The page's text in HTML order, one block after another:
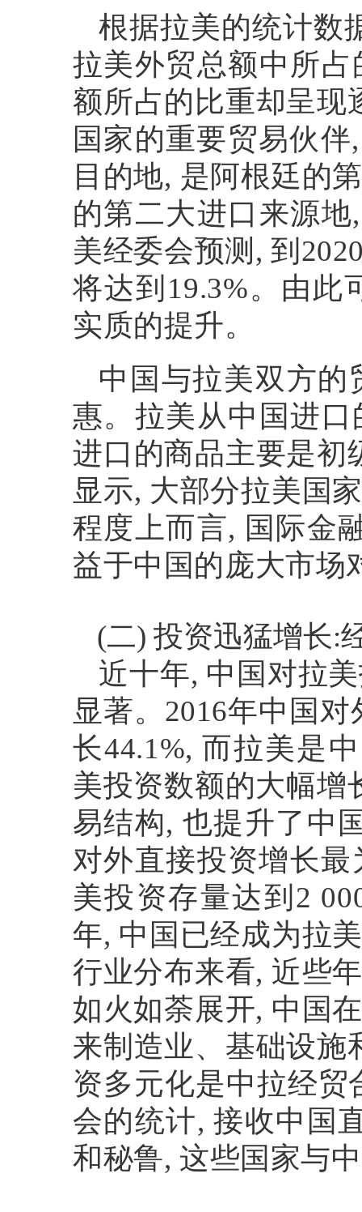
根据拉美的统计数
拉美外贸总额中所
额所占的比重却呈现
国家的重要贸易伙伴
目的地, 是阿根廷的
的第二大进口来源地
美经委会预测 , 到
将达到 19.3%。由此
实质的提升。
中国与拉美双方的
惠。拉美从中国进
进口的商品主要是初
显示, 大部分拉美国
程度上而言, 国际金
益于中国的庞大市场
(二) 投资迅猛增长:
近十年, 中国对拉
显著。 2016年中国对
长44.1%, 而拉美是
美投资数额的大幅增
易结构, 也提升了中
对外直接投资增长
美投资存量达到 2
年, 中国已经成为拉
行业分布来看, 近些
如火如荼展开, 中国
来制造业、基础设施
资多元化是中拉经贸
会的统计,接收中国
和秘鲁, 这些国家与